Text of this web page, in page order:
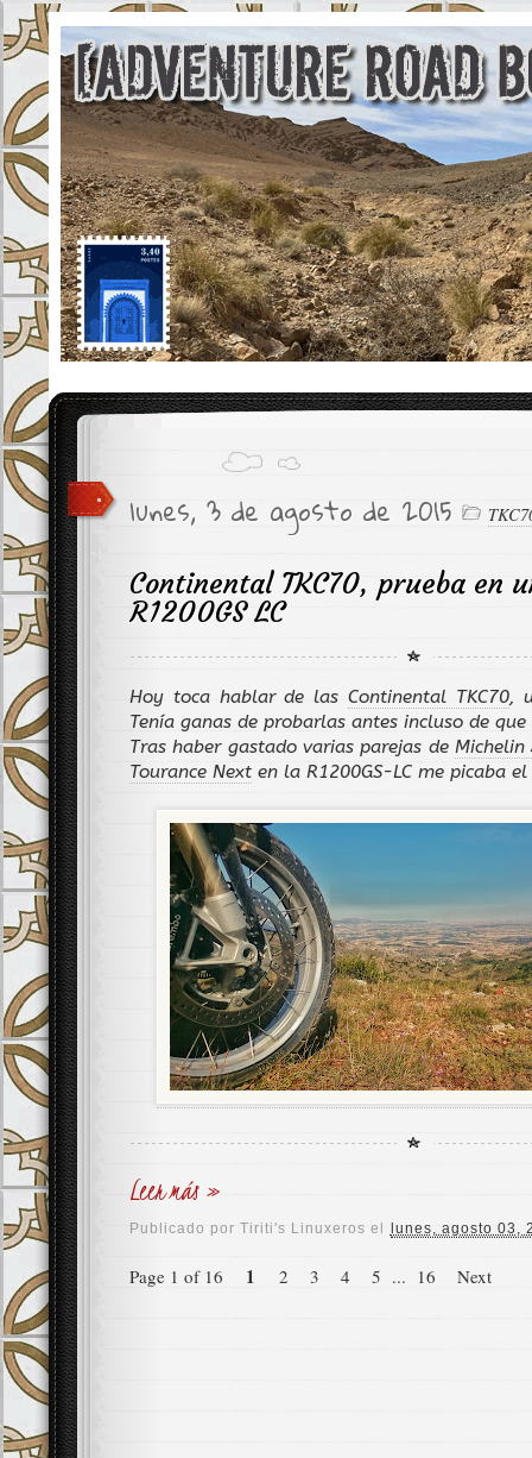
lunes, 3 de agosto de 2015
Continental TKC70, prueba en
R1200GS LC
Hoy toca hablar de las Continental TKC70,
Tenía ganas de probarlas antes incluso de
Tras haber gastado varias parejas de Michelin
Tourance Next en la R1200GS-LC me picaba
Leer más »
Publicado porTiriti's Linuxeros el lunes, agosto 03,
Page 1 of 16 1 2 3 4 5 ... 16 Next